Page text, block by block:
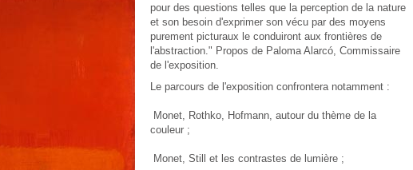
pour des questions telles que la perception de la nature
et son besoin d'exprimer son vécu par des moyens
purement picturaux le conduiront aux frontières de
l'abstraction." Propos de Paloma Alarcó, Commissaire
de l'exposition.
Le parcours de l'exposition confrontera notamment :
Monet, Rothko, Hofmann, autour du thème de la
couleur ;
Monet, Still et les contrastes de lumière ;